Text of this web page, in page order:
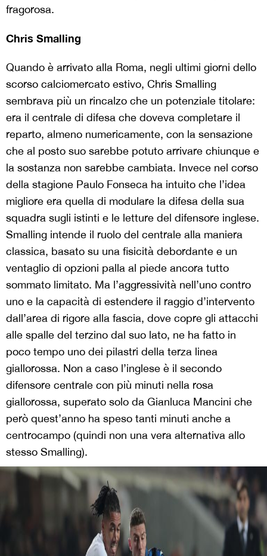
fragorosa.
Chris Smalling
Quando è arrivato alla Roma, negli ultimi giorni dello
scorso calciomercato estivo, Chris Smalling
sembrava più un rincalzo che un potenziale titolare:
era il centrale di difesa che doveva completare il
reparto, almeno numericamente, con la sensazione
che al posto suo sarebbe potuto arrivare chiunque e
la sostanza non sarebbe cambiata. Invece nel corso
della stagione Paulo Fonseca ha intuito che l’idea
migliore era quella di modulare la difesa della sua
squadra sugli istinti e le letture del difensore inglese.
Smalling intende il ruolo del centrale alla maniera
classica, basato su una fisicità debordante e un
ventaglio di opzioni palla al piede ancora tutto
sommato limitato. Ma l’aggressività nell’uno contro
uno e la capacità di estendere il raggio d’intervento
dall’area di rigore alla fascia, dove copre gli attacchi
alle spalle del terzino dal suo lato, ne ha fatto in
poco tempo uno dei pilastri della terza linea
giallorossa. Non a caso l’inglese è il secondo
difensore centrale con più minuti nella rosa
giallorossa, superato solo da Gianluca Mancini che
però quest’anno ha speso tanti minuti anche a
centrocampo (quindi non una vera alternativa allo
stesso Smalling).